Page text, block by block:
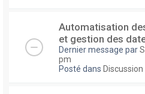
Automatisation
et gestion des
Dernier message par
pm
Posté dans